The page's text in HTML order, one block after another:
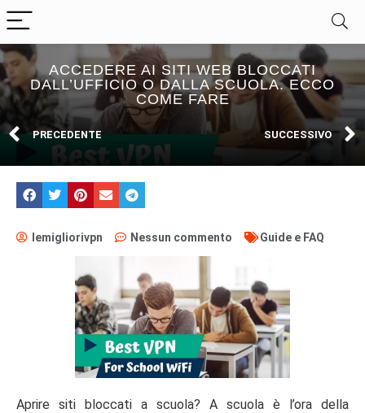
ACCEDERE AI SITI WEB BLOCCATI
DALL’UFFICIO O DALLA SCUOLA. ECCO
COME FARE
PRECEDENTE SUCCESSIVO
lemigliorivpn Nessun commento Guide e FAQ
Aprire siti bloccati a scuola? A scuola è l’ora della